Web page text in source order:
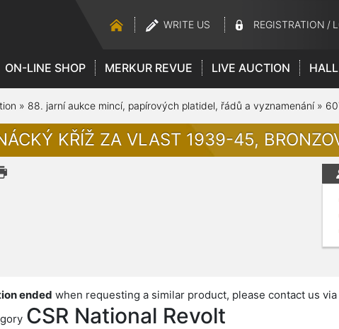
WRITE US REGISTRATION /
ON-LINE SHOP MERKUR REVUE LIVE AUCTION
» 88. jarní aukce mincí, papírových platidel, řádů a vyznamenání»
KŘÍŽ ZA VLAST 1939-45,
ended when requesting a similar product, please contact us via
CSR National Revolt